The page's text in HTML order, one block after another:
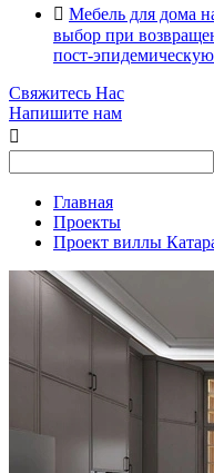
 Мебель для дома
выбор при
пост-
Свяжитесь Нас
Напишите нам

Главная
Проекты
Проект виллы